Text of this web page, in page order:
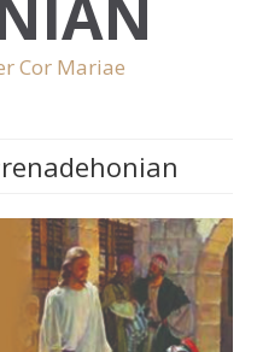
Cor Mariae